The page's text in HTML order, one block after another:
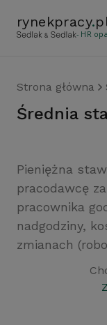
rynekpracy.
- HR
Strona główna
średnia
Pieniężna
pracodawcę
pracownika
nadgodziny,
zmianach